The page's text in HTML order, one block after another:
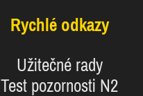
Rychlé odkazy
Užitečné rady
Test pozornosti N2